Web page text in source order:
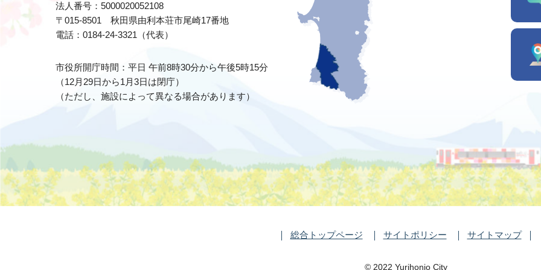
法人番号：5000020052108
〒015-8501 秋田県由利本荘市尾崎17番地
電話：0184-24-3321（代表）
市役所開庁時間：平日 午前8時30分から午後5時15分
（12月29日から1月3日は閉庁）
（ただし、施設によって異なる場合があります）
総合トップページ サイトポリシー サイトマップ
©️ 2022 Yurihonjo City